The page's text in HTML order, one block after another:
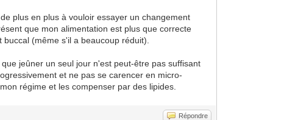
plus en plus à vouloir essayer un changement
que mon alimentation est plus que correcte
(même s'il a beaucoup réduit).
jeûner un seul jour n'est peut-être pas suffisant
et ne pas se carencer en micro-
régime et les compenser par des lipides.
Répondre